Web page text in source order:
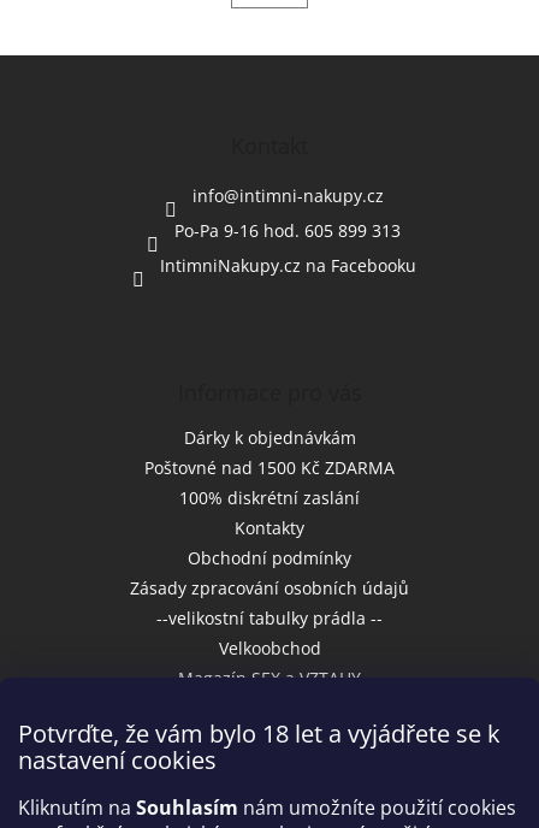
Potvrďte, že vám bylo 18 let a vyjádřete se k
nastavení cookies
Kliknutím na Souhlasím nám umožníte použití cookies
info@intimni-nakupy.cz
Po-Pa 9-16 hod. 605 899 313
IntimniNakupy.cz na Facebooku
Dárky k objednávkám
Poštovné nad 1500 Kč ZDARMA
100% diskrétní zaslání
Kontakty
Obchodní podmínky
Zásady zpracování osobních údajů
--velikostní tabulky prádla --
Velkoobchod
Magazín SEX a VZTAHY
Přijímáme online platby